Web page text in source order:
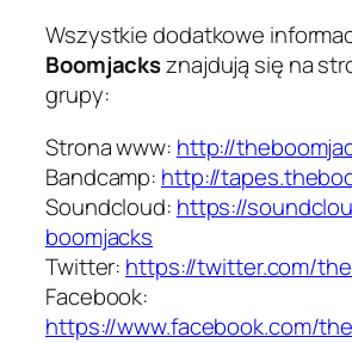
Wszystkie dodatkowe
Boomjacksznajdują się na
grupy:
Strona www: http://
Bandcamp: http://
Soundcloud: https://
boomjacks
Twitter: https://twitter.com/
Facebook:
https://www.facebook.com/